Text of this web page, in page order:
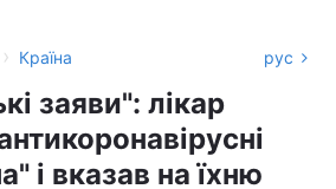
› Країна рус
заяви": лікар
і вказав на їхню